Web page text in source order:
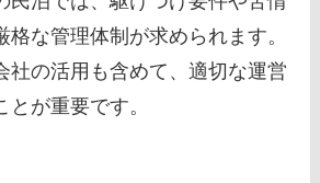
格な管理体制が求められます。
社の活用も含めて、適切な運営
が重要です。